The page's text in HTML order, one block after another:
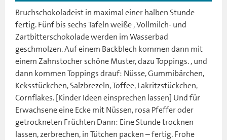
Bruchschokoladeist in maximal einer halben Stunde
fertig. Fünf bis sechs Tafeln weiße , Vollmilch- und
Zartbitterschokolade werden im Wasserbad
geschmolzen. Auf einem Backblech kommen dann mit
einem Zahnstocher schöne Muster, dazu Toppings. , und
dann kommen Toppings drauf: Nüsse, Gummibärchen,
Keksstückchen, Salzbrezeln, Toffee, Lakritzstückchen,
Cornflakes. [Kinder Ideen einsprechen lassen] Und für
Erwachsene eine Ecke mit Nüssen, rosa Pfeffer oder
getrockneten Früchten Dann: Eine Stunde trocknen
lassen, zerbrechen, in Tütchen packen – fertig. Frohe